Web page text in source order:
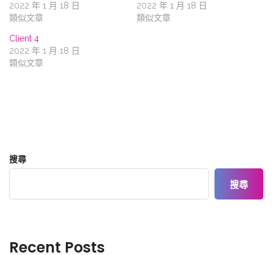
2022 年 1 月 18 日
類似文章
2022 年 1 月 18 日
類似文章
Client 4
2022 年 1 月 18 日
類似文章
搜尋
搜尋
Recent Posts